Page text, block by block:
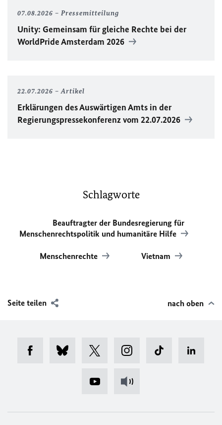
07.08.2026 Pressemitteilung
Unity: Gemeinsam für gleiche Rechte bei der
WorldPrideAmsterdam 2026
22.07.2026 Artikel
Erklärungen des Auswärtigen Amts in der
Regierungspressekonferenz vom 22.07.2026
Schlagworte
Beauftragter der Bundesregierung für
Menschenrechtspolitik und humanitäre Hilfe
Menschenrechte Vietnam
Seite teilen nach oben